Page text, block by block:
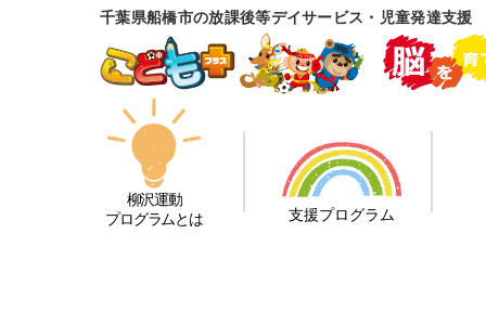
千葉県船橋市の放課後等デイサービス・児童発達支
柳沢運動
プログラムとは
支援プログラム